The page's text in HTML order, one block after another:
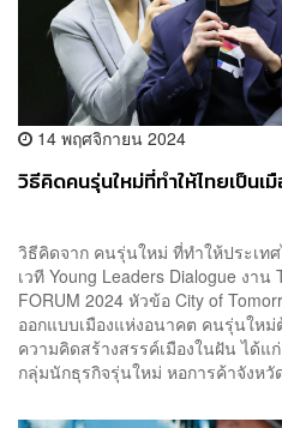
14 พฤศจิกายน 2024
วิธีคิดคนรุ่นใหม่ที่ทำให้ไทยเป็นเ
วิธีคิดจาก คนรุ่นใหม่ ที่ทำให้ประเท
เวที Young Leaders Dialogue งาน
FORUM 2024 หัวข้อ City of
ออกแบบเมืองแห่งอนาคต คนรุ่นให
ความคิดสร้างสรรค์เมืองในฝัน ได้
กลุ่มนักธุรกิจรุ่นใหม่ หอการค้าจังหวั